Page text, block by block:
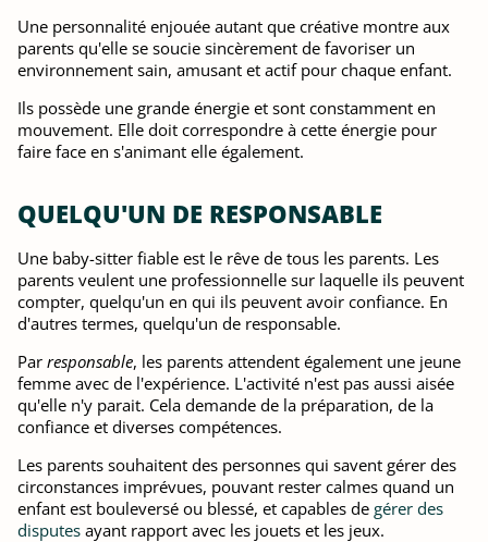
Une personnalité enjouée autant que créative montre aux
parents qu'elle se soucie sincèrement de favoriser un
environnement sain, amusant et actif pour chaque enfant.
Ils possède une grande énergie et sont constamment en
mouvement. Elle doit correspondre à cette énergie pour
faire face en s'animant elle également.
QUELQU'UN DE RESPONSABLE
Une baby-sitter fiable est le rêve de tous les parents. Les
parents veulent une professionnelle sur laquelle ils peuvent
compter, quelqu'un en qui ils peuvent avoir confiance. En
d'autres termes, quelqu'un de responsable.
Par responsable, les parents attendent également une jeune
femme avec de l'expérience. L'activité n'est pas aussi aisée
qu'elle n'y parait. Cela demande de la préparation, de la
confiance et diverses compétences.
Les parents souhaitent des personnes qui savent gérer des
circonstances imprévues, pouvant rester calmes quand un
enfant est bouleversé ou blessé, et capables de gérer des
disputes ayant rapport avec les jouets et les jeux.